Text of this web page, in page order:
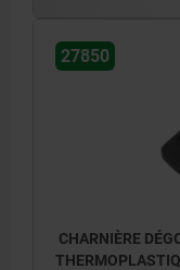
27850
CHARNIÈRE